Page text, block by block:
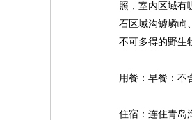
照，室内区域有
石区域沟罅嶙峋
不可多得的野生
用餐：早餐：不
住宿：连住青岛